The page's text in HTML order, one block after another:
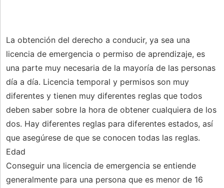
La obtención del derecho a conducir, ya sea una
licencia de emergencia o permiso de aprendizaje, es
una parte muy necesaria de la mayoría de las personas
día a día. Licencia temporal y permisos son muy
diferentes y tienen muy diferentes reglas que todos
deben saber sobre la hora de obtener cualquiera de los
dos. Hay diferentes reglas para diferentes estados, así
que asegúrese de que se conocen todas las reglas.
Edad
Conseguir una licencia de emergencia se entiende
generalmente para una persona que es menor de 16